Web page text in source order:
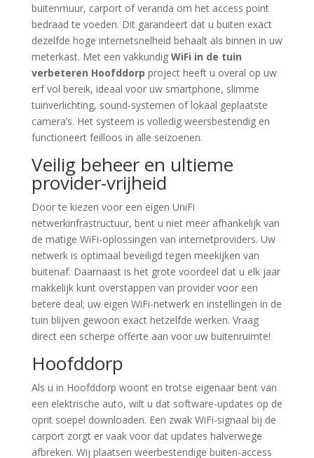
buitenmuur, carport of veranda om het access point
bedraad te voeden. Dit garandeert dat u buiten exact
dezelfde hoge internetsnelheid behaalt als binnen in uw
meterkast. Met een vakkundig WiFi in de tuin
verbeteren Hoofddorp project heeft u overal op uw
erf vol bereik, ideaal voor uw smartphone, slimme
tuinverlichting, sound-systemen of lokaal geplaatste
camera’s. Het systeem is volledig weersbestendig en
functioneert feilloos in alle seizoenen.
Veilig beheer en ultieme
provider-vrijheid
Door te kiezen voor een eigen UniFi
netwerkinfrastructuur, bent u niet meer afhankelijk van
de matige WiFi-oplossingen van internetproviders. Uw
netwerk is optimaal beveiligd tegen meekijken van
buitenaf. Daarnaast is het grote voordeel dat u elk jaar
makkelijk kunt overstappen van provider voor een
betere deal; uw eigen WiFi-netwerk en instellingen in de
tuin blijven gewoon exact hetzelfde werken. Vraag
direct een scherpe offerte aan voor uw buitenruimte!
Hoofddorp
Als u in Hoofddorp woont en trotse eigenaar bent van
een elektrische auto, wilt u dat software-updates op de
oprit soepel downloaden. Een zwak WiFi-signaal bij de
carport zorgt er vaak voor dat updates halverwege
afbreken. Wij plaatsen weerbestendige buiten-access